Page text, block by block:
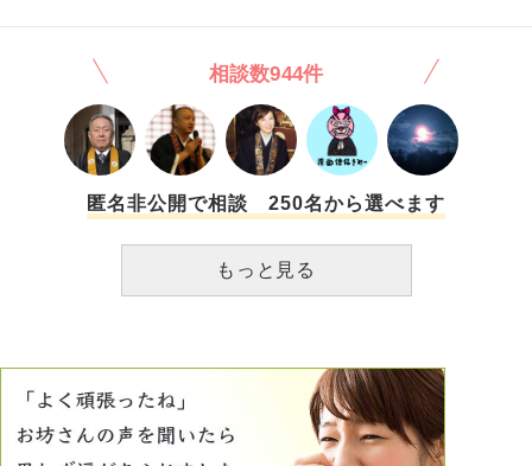
相談数944件
匿名非公開で相談 250名から選べます
もっと見る